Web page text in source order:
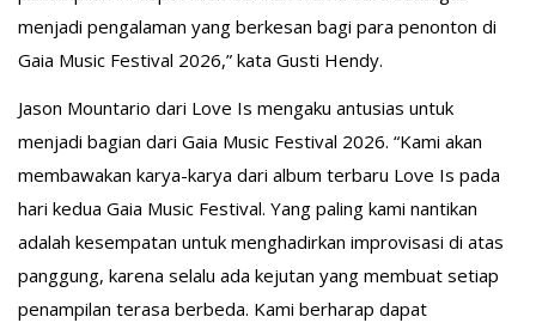
menjadi pengalaman yang berkesan bagi para penonton di
Gaia Music Festival 2026,” kata Gusti Hendy.
Jason Mountario dari Love Is mengaku antusias untuk
menjadi bagian dari Gaia Music Festival 2026. “Kami akan
membawakan karya-karya dari album terbaru Love Is pada
hari kedua Gaia Music Festival. Yang paling kami nantikan
adalah kesempatan untuk menghadirkan improvisasi di atas
panggung, karena selalu ada kejutan yang membuat setiap
penampilan terasa berbeda. Kami berharap dapat